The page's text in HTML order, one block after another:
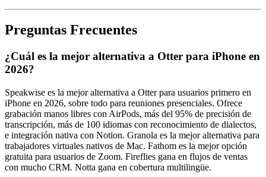
Preguntas Frecuentes
¿Cuál es la mejor alternativa a Otter para iPhone en
2026?
Speakwise es la mejor alternativa a Otter para usuarios primero en
iPhone en 2026, sobre todo para reuniones presenciales. Ofrece
grabación manos libres con AirPods, más del 95% de precisión de
transcripción, más de 100 idiomas con reconocimiento de dialectos,
e integración nativa con Notion. Granola es la mejor alternativa para
trabajadores virtuales nativos de Mac. Fathom es la mejor opción
gratuita para usuarios de Zoom. Fireflies gana en flujos de ventas
con mucho CRM. Notta gana en cobertura multilingüe.